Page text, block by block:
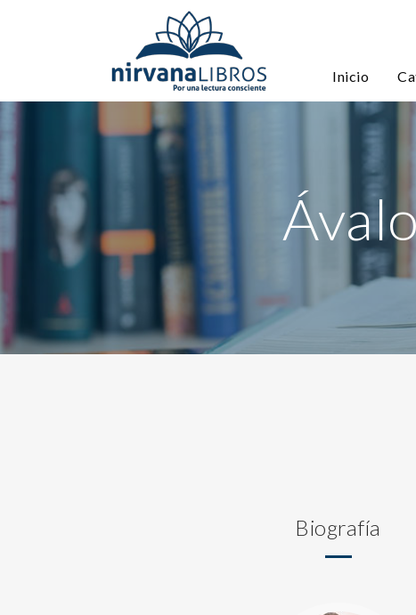
Inicio
Biografía